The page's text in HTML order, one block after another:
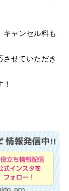
キャンセル料も
させていただき